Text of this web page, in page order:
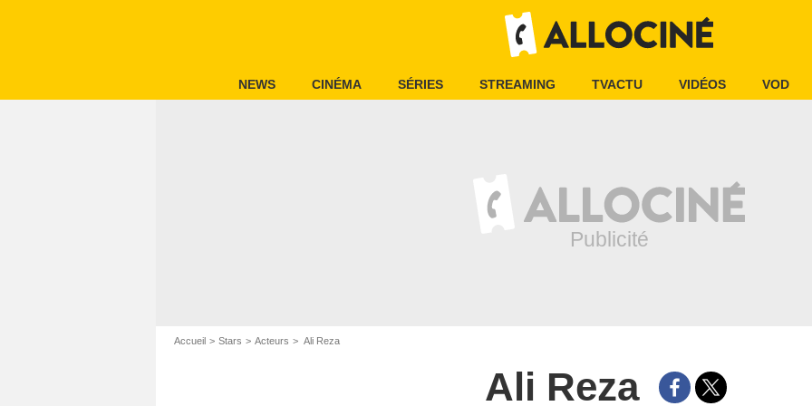
NEWS CINÉMA SÉRIES STREAMING TVACTU VIDÉOS VOD
Accueil Stars Acteurs Ali Reza
Ali Reza